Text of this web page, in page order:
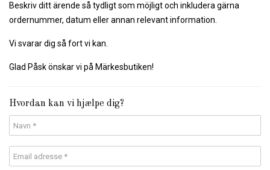
Beskriv ditt ärende så tydligt som möjligt och inkludera gärna
ordernummer, datum eller annan relevant information.
Vi svarar dig så fort vi kan.
Glad Påsk önskar vi på Märkesbutiken!
Hvordan kan vi hjælpe dig?